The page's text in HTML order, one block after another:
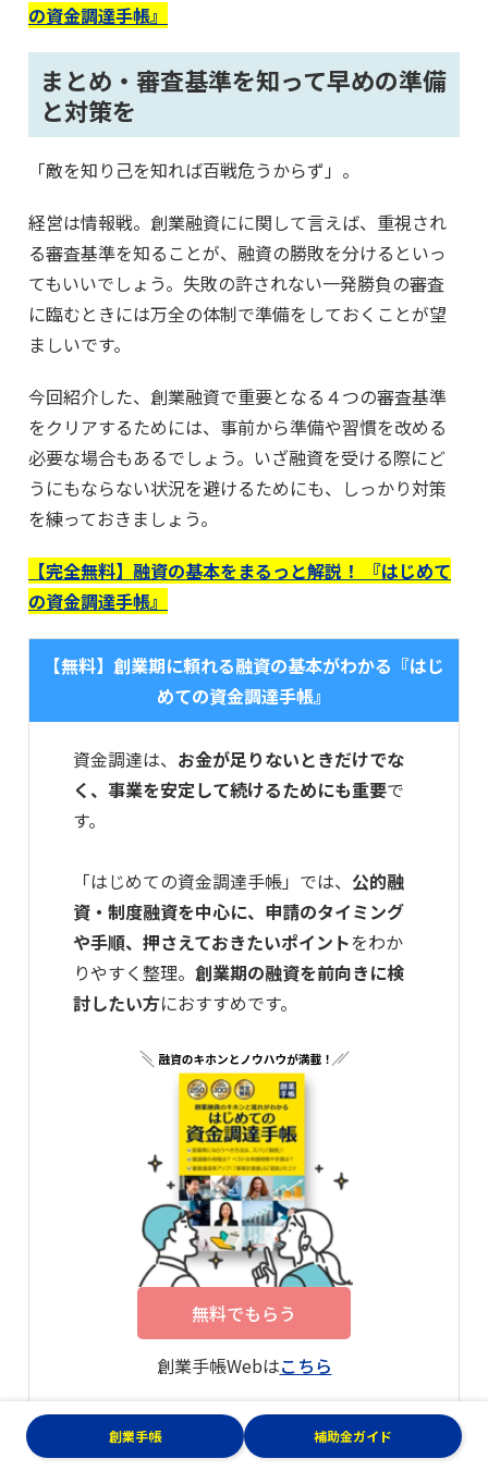
の資金調達手帳』
まとめ・審査基準を知って早めの準備
と対策を
「敵を知り己を知れば百戦危うからず」。
経営は情報戦。創業融資にに関して言えば、重視され
る審査基準を知ることが、融資の勝敗を分けるといっ
てもいいでしょう。失敗の許されない一発勝負の審査
に臨むときには万全の体制で準備をしておくことが望
ましいです。
今回紹介した、創業融資で重要となる４つの審査基準
をクリアするためには、事前から準備や習慣を改める
必要な場合もあるでしょう。いざ融資を受ける際にど
うにもならない状況を避けるためにも、しっかり対策
を練っておきましょう。
【完全無料】融資の基本をまるっと解説！ 『はじめて
の資金調達手帳』
【無料】創業期に頼れる融資の基本がわかる『はじ
めての資金調達手帳』
資金調達は、 お金が足りないときだけでな
く、事業を安定して続けるためにも重要で
す。
「はじめての資金調達手帳」では、 公的融
資・制度融資を中心に、申請のタイミング
や手順、押さえておきたいポイントをわか
りやすく整理。 創業期の融資を前向きに検
討したい方におすすめです。
無料でもらう
創業手帳Webはこちら
関連記事
創業手帳 補助金ガイド